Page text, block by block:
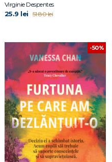
Virginie Despentes
25.9 lei 51.80 lei
-50%